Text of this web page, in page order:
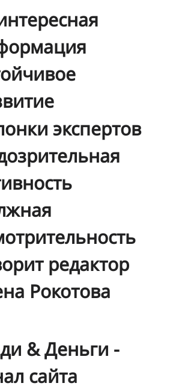
экспертов
редактор
Рокотова
& Деньги -
сайта